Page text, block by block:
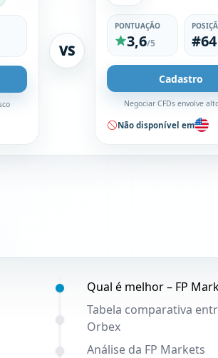
VS
PONTUAÇÃO
3,6/5 #64
Cadastro
Negociar CFDs envolve
Não disponível em
Conteúdo:
Qual é melhor – FP
Tabela comparativa
Orbex
Análise da FP Markets